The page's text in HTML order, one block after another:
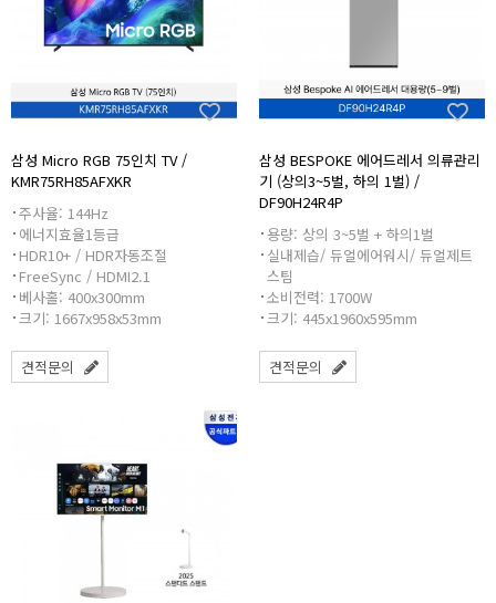
삼성 Micro RGB 75인치 TV /
KMR75RH85AFXKR
주사율: 144Hz
에너지효율1등급
HDR10+ / HDR자동조절
FreeSync / HDMI2.1
베사홀: 400x300mm
크기: 1667x958x53mm
견적문의
삼성 BESPOKE 에어드레서 의류관리
기 (상의3~5벌, 하의 1벌) /
DF90H24R4P
용량: 상의 3~5벌 + 하의1벌
실내제습/ 듀얼에어워시/ 듀얼제트
스팀
소비전력: 1700W
크기: 445x1960x595mm
견적문의